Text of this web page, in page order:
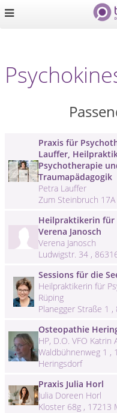
Praxis für
Lauffer,
Psychotherapie
Traumapädagogik
Petra Lauffer
Zum Steinbruch
Heilpraktikerin für
Verena Janosch
Verena Janosch
Ludwigstr. 34 ,
Sessions für die
Heilpraktikerin für
Rüping
Planegger Straße 1
Osteopathie
HP, D.O. VFO Katrin
Waldbühnenweg 1 ,
Heringsdorf
Praxis Julia Horl
Julia Doreen Horl
Kloster 68g , 17213